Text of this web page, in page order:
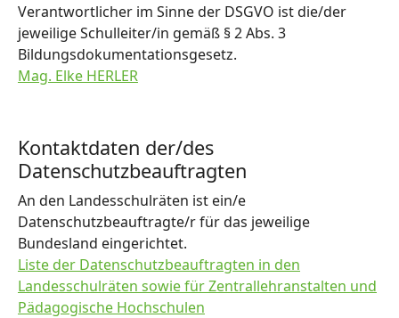
Verantwortlicher im Sinne der DSGVO ist die/der
jeweilige Schulleiter/in gemäß § 2 Abs. 3
Bildungsdokumentationsgesetz.
Mag. Elke HERLER
Kontaktdaten der/des
Datenschutzbeauftragten
An den Landesschulräten ist ein/e
Datenschutzbeauftragte/r für das jeweilige
Bundesland eingerichtet.
Liste der Datenschutzbeauftragten in den
Landesschulräten sowie für Zentrallehranstalten und
Pädagogische Hochschulen